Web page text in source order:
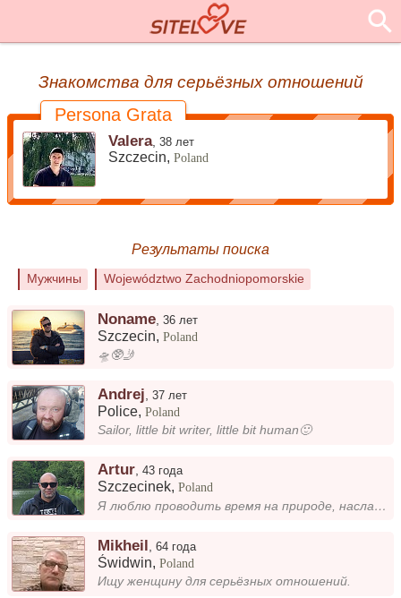
Знакомства для серьёзных отношений
Persona Grata
Valera,38 лет
Szczecin,Poland
Результаты поиска
Мужчины Województwo Zachodniopomorskie
Noname ,36 лет
Szczecin,Poland
🛸🥸🤳
Andrej ,37 лет
Police,Poland
Sailor, little bit writer, little bit human🙂
Artur,43 года
Szczecinek,Poland
Я люблю проводить время на природе, наслаждаться тишиной и красотой вокруг. Гулять, дышать свежим воздухом, слушать пени...
Mikheil ,64 года
Świdwin,Poland
Ищу женщину для серьёзных отношений.